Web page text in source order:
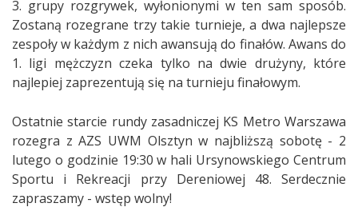
3. grupy rozgrywek, wyłonionymi w ten sam sposób.
Zostaną rozegrane trzy takie turnieje, a dwa najlepsze
zespoły w każdym z nich awansują do finałów. Awans do
1. ligi mężczyzn czeka tylko na dwie drużyny, które
najlepiej zaprezentują się na turnieju finałowym.
Ostatnie starcie rundy zasadniczej KS Metro Warszawa
rozegra z AZS UWM Olsztyn w najbliższą sobotę - 2
lutego o godzinie 19:30 w hali Ursynowskiego Centrum
Sportu i Rekreacji przy Dereniowej 48. Serdecznie
zapraszamy - wstęp wolny!